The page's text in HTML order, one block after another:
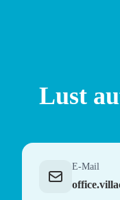
Lust
E-Mail